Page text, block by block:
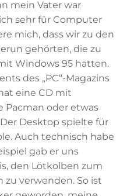
mein Vater war
sehr für Computer
mich, dass wir zu den
gehörten, die zu
Windows 95 hatten.
des „PC“-Magazins
eine CD mit
Pacman oder etwas
Desktop spielte für
Auch technisch habe
gab er uns
den Lötkolben zum
verwenden. So ist